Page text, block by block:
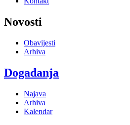
Novosti
Obavijesti
Arhiva
Događanja
Najava
Arhiva
Kalendar